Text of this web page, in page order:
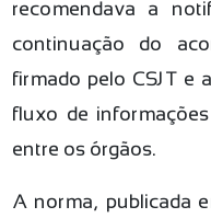
recomendava a
continuação do
firmado pelo CSJT e
fluxo de
entre os órgãos.
A norma, publicada